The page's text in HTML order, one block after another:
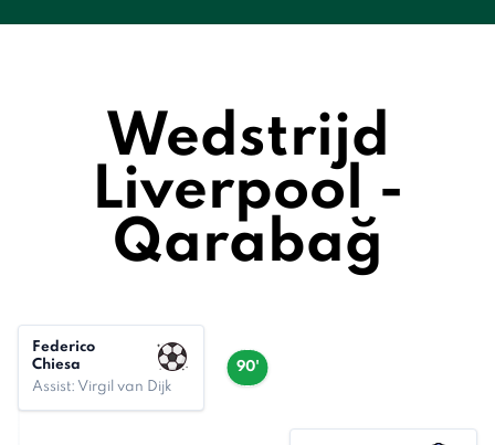
Wedstrijd
Liverpool -
Qarabağ
90'
Federico
Chiesa
Assist: Virgil van Dijk